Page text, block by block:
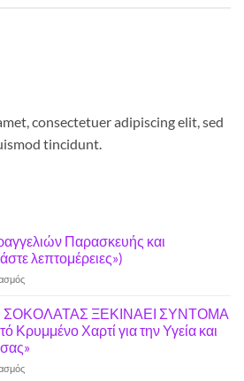
consectetuer adipiscing elit, sed
tincidunt.
Παρασκευής και
λεπτομέρειες»)
στο
παραγγελιών
Παρασκευής
και
Σαββάτου(διαβάστε
λεπτομέρειες»)
ΞΕΚΙΝΑΕΙ ΣΥΝΤΟΜΑ
Κρυμμένο Χαρτί για την Υγεία και
στο